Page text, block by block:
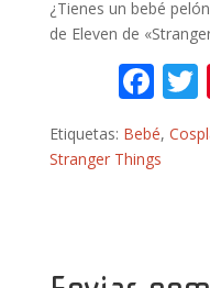
¿Tienes un bebé
de Eleven de
F
ac
e
w
Etiquetas: Bebé,
Stranger Things